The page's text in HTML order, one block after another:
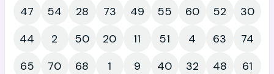
47 54 28 73 49 55 60 52
30
44
2 50 20 11 51 4 63
74
65
70 68 1 9 40 32 48
61